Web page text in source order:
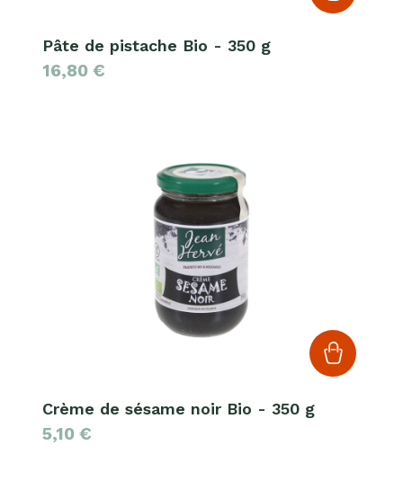
Pâte de pistache Bio - 350 g
16,80 €
Crème de sésame noir Bio - 350 g
5,10 €